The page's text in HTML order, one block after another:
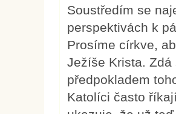
Soustředím se
perspektivách k
Prosíme církve,
Ježíše Krista.
předpokladem
Katolíci často